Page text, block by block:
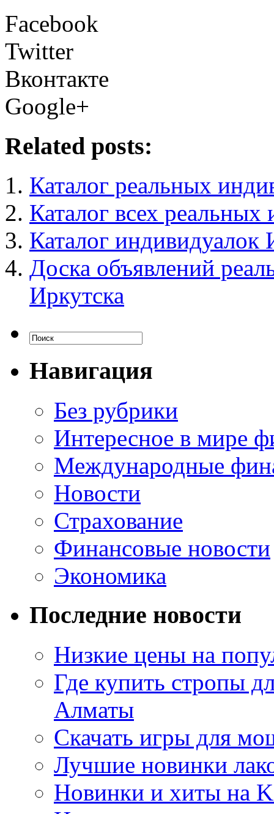
Facebook
Twitter
Вконтакте
Google+
Related posts:
Каталог реальных
Каталог всех реальных
Каталог индивидуалок
Доска объявлений
Иркутска
Навигация
Без рубрики
Интересное в мире
Международные
Новости
Страхование
Финансовые новости
Экономика
Последние новости
Низкие цены на
Где купить стропы
Алматы
Скачать игры для
Лучшие новинки
Новинки и хиты на